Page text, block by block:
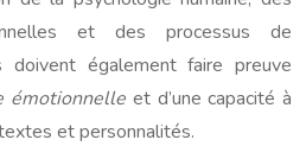
et des processus de
doivent également faire preuve
émotionnelle et d’une capacité à
et personnalités.